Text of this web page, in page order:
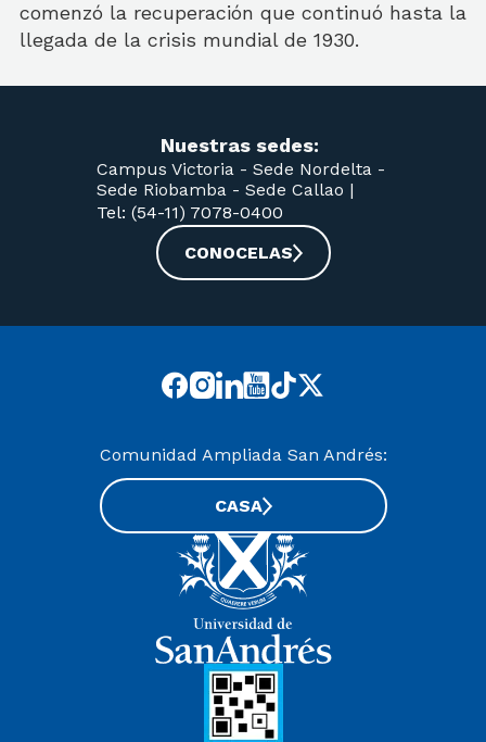
comenzó la recuperación que continuó hasta la
llegada de la crisis mundial de 1930.
Nuestras sedes:
Campus Victoria - Sede Nordelta -
Sede Riobamba - Sede Callao |
Tel: (54-11) 7078-0400
CONOCELAS
Comunidad Ampliada San Andrés:
CASA